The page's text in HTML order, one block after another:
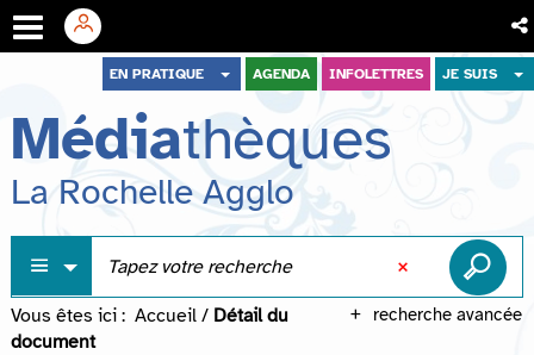
menu
contenu
recherche
EN PRATIQUE AGENDA INFOLETTRES JE SUIS
Médiathèques
La Rochelle Agglo
recherche avancée
Vous êtes ici : Accueil / Détail du
document